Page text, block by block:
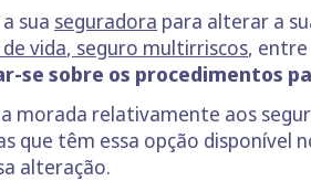
sua seguradora para alterar a
vida, seguro multirriscos,
se sobre os procedimentos
morada relativamente aos
que têm essa opção disponível
alteração.